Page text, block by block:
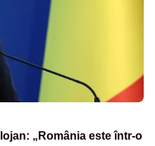
„România este într-o